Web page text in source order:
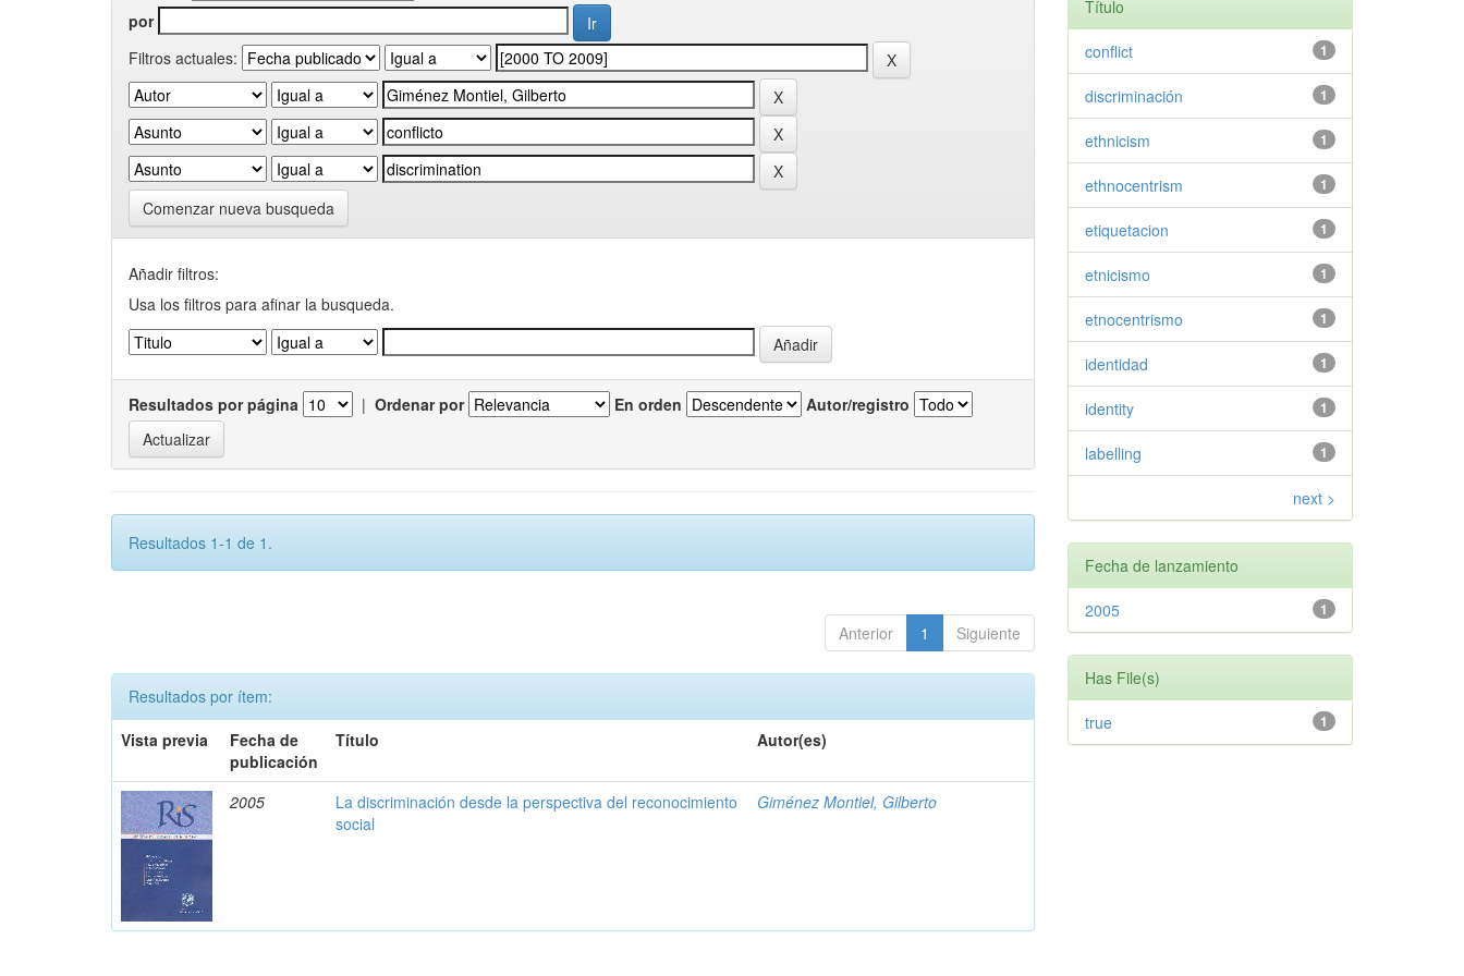
por
Filtros actuales:
Comenzar nueva busqueda
Añadir filtros:
Usa los filtros para afinar la busqueda.
Resultados por página | Ordenar por En orden Autor/registro
Resultados 1-1 de 1.
Anterior 1 Siguiente
Resultados por ítem:
Vista previa
Fecha de
publicación
Título Autor(es)
2005
La discriminación desde la perspectiva del reconocimiento
social
Giménez Montiel, Gilberto
Título
1
conflict
1
discriminación
1
ethnicism
1
ethnocentrism
1
etiquetacion
1
etnicismo
1
etnocentrismo
1
identidad
1
identity
1
labelling
next >
Fecha de lanzamiento
1
2005
Has File(s)
1
true